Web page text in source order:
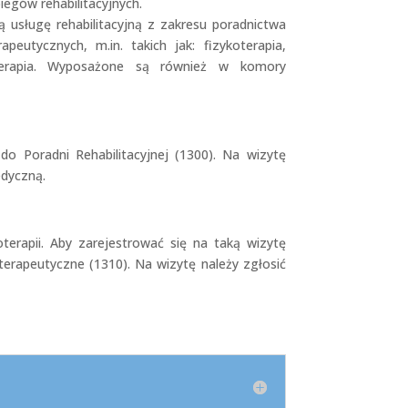
rehabilitacyjną z zakresu poradnictwa
m.in. takich jak: fizykoterapia,
Wyposażone są również w komory
Poradni Rehabilitacyjnej (1300). Na wizytę
Aby zarejestrować się na taką wizytę
(1310). Na wizytę należy zgłosić